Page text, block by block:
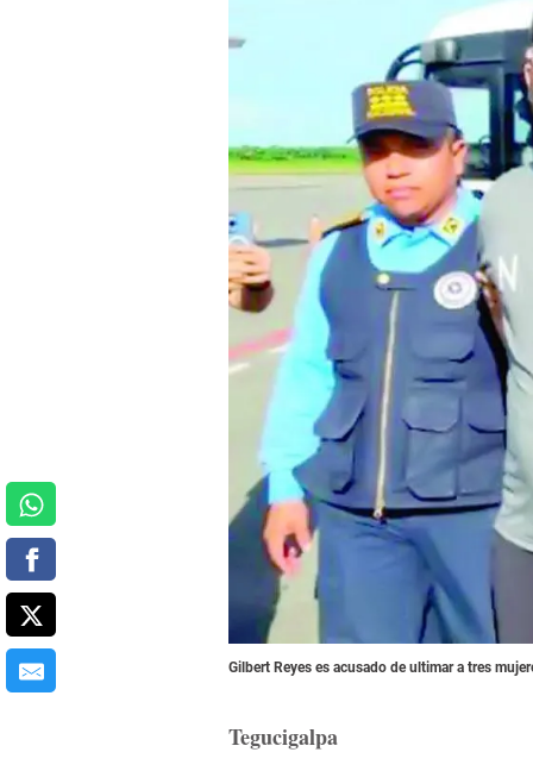
Gilbert Reyes es acusado de ultimar a tres
Tegucigalpa